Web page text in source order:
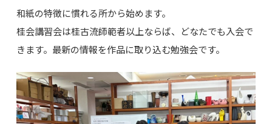
和紙の特徴に慣れる所から始めます。
桂会講習会は桂古流師範者以上ならば、どなたでも入会で
きます。最新の情報を作品に取り込む勉強会です。